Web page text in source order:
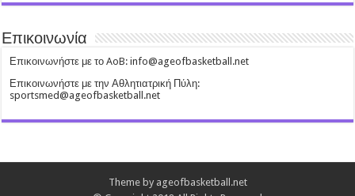
Επικοινωνία
Επικοινωνήστε με το AoB: info@ageofbasketball.net
Επικοινωνήστε με την Αθλητιατρική Πύλη:
sportsmed@ageofbasketball.net
Theme by ageofbasketball.net